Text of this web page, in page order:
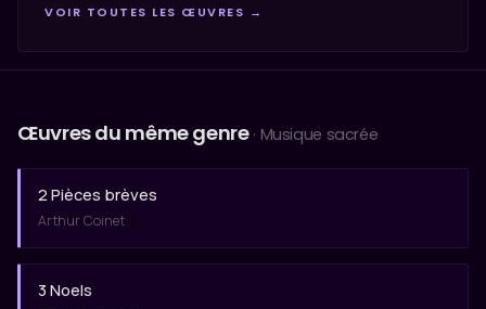
VOIR TOUTES LES ŒUVRES →
Œuvres du même genre · Musique sacrée
2 Pièces brèves
Arthur Coinet
3 Noels